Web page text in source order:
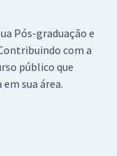
Pós-graduação e
com a
público que
sua área.